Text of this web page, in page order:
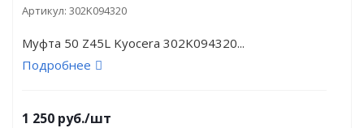
Артикул: 302K094320
Муфта 50 Z45L Kyocera 302K094320...
Подробнее
1 250 руб./шт